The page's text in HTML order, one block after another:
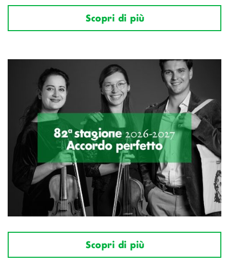
Scopri di più
Scopri di più